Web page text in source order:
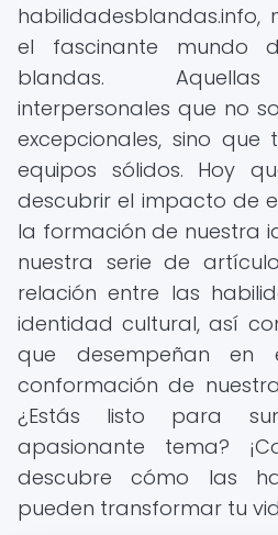
habilidadesblandas.info,
el fascinante mundo
blandas.
interpersonales que no
excepcionales, sino que
equipos sólidos. Hoy
descubrir el impacto de
la formación de nuestra
nuestra serie de
relación entre las
identidad cultural, así
que desempeñan
conformación de
¿Estás listo para
apasionante tema?
descubre cómo las
pueden transformar tu